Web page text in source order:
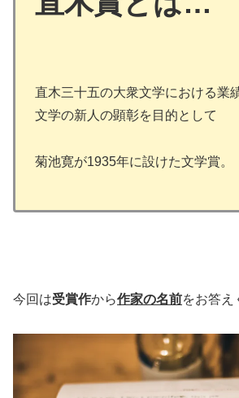
直木三十五の大衆文学における業
文学の新人の顕彰を目的として
菊池寛が1935年に設けた文学賞。
今回は受賞作から作家の名前をお答え